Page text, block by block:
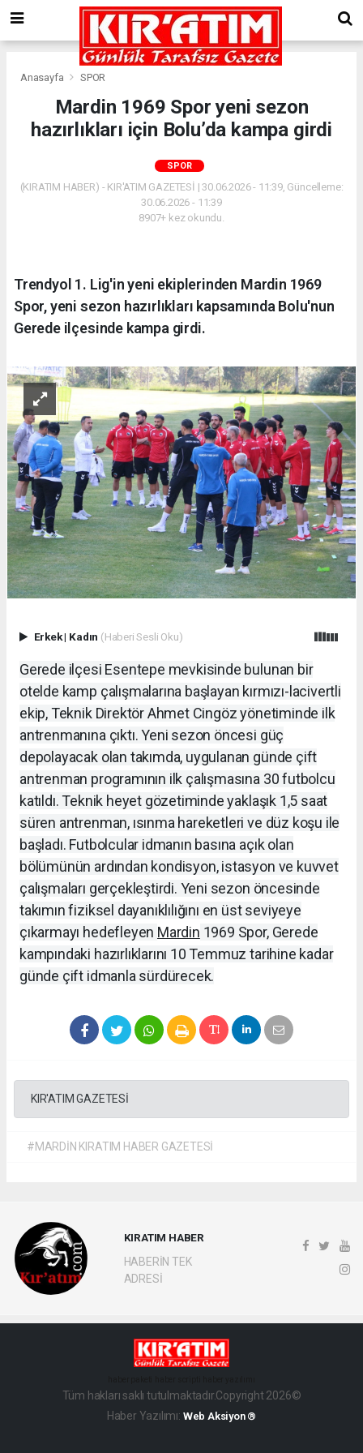
Anasayfa SPOR
Mardin 1969 Spor yeni sezon
hazırlıkları için Bolu’da kampa girdi
SPOR
(KIRATIM HABER) - KIR'ATIM GAZETESİ | 30.06.2026 - 11:39, Güncelleme:
30.06.2026 - 11:39
8907+ kez okundu.
Trendyol 1. Lig'in yeni ekiplerinden Mardin 1969
Spor, yeni sezon hazırlıkları kapsamında Bolu'nun
Gerede ilçesinde kampa girdi.
Erkek| Kadın (Haberi Sesli Oku)
Gerede ilçesi Esentepe mevkisinde bulunan bir
otelde kamp çalışmalarına başlayan kırmızı-lacivertli
ekip, Teknik Direktör Ahmet Cingöz yönetiminde ilk
antrenmanına çıktı. Yeni sezon öncesi güç
depolayacak olan takımda, uygulanan günde çift
antrenman programının ilk çalışmasına 30 futbolcu
katıldı. Teknik heyet gözetiminde yaklaşık 1,5 saat
süren antrenman, ısınma hareketleri ve düz koşu ile
başladı. Futbolcular idmanın basına açık olan
bölümünün ardından kondisyon, istasyon ve kuvvet
çalışmaları gerçekleştirdi. Yeni sezon öncesinde
takımın fiziksel dayanıklılığını en üst seviyeye
çıkarmayı hedefleyen Mardin 1969 Spor, Gerede
kampındaki hazırlıklarını 10 Temmuz tarihine kadar
günde çift idmanla sürdürecek.
KIR'ATIM GAZETESİ
#MARDİN KIRATIM HABER GAZETESİ
KIRATIM HABER
HABERİN TEK
ADRESİ
Tüm hakları saklı tutulmaktadır.Copyright 2026©
Haber Yazılımı: Web Aksiyon ®